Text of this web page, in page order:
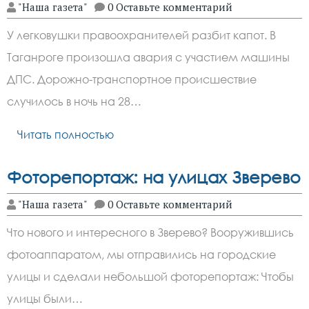
"Наша газета" 0 Оставьте комментарий
У легковушки правоохранителей разбит капот. В
Таганроге произошла авария с участием машины
ДПС. Дорожно-транспортное происшествие
случилось в ночь на 28…
Читать полностью
Фоторепортаж: на улицах Зверево
"Наша газета" 0 Оставьте комментарий
Что нового и интересного в Зверево? Вооружившись
фотоаппаратом, мы отправились на городские
улицы и сделали небольшой фоторепортаж: Чтобы
улицы были…